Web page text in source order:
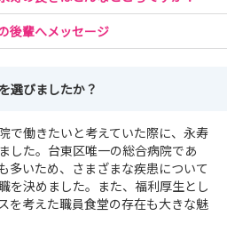
WEBスピードセミナー
student/hospitals/outline/268
後輩へメッセージ
選びましたか？
で働きたいと考えていた際に、永寿
した。台東区唯一の総合病院であ
多いため、さまざまな疾患について
を決めました。また、福利厚生とし
を考えた職員食堂の存在も大きな魅